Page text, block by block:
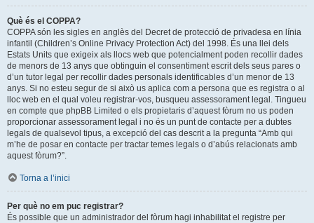
Què és el COPPA?
COPPA són les sigles en anglès del Decret de protecció de privadesa en línia
infantil (Children’s Online Privacy Protection Act) del 1998. És una llei dels
Estats Units que exigeix als llocs web que potencialment poden recollir dades
de menors de 13 anys que obtinguin el consentiment escrit dels seus pares o
d’un tutor legal per recollir dades personals identificables d’un menor de 13
anys. Si no esteu segur de si això us aplica com a persona que es registra o al
lloc web en el qual voleu registrar-vos, busqueu assessorament legal. Tingueu
en compte que phpBB Limited o els propietaris d’aquest fòrum no us poden
proporcionar assessorament legal i no és un punt de contacte per a dubtes
legals de qualsevol tipus, a excepció del cas descrit a la pregunta “Amb qui
m’he de posar en contacte per tractar temes legals o d’abús relacionats amb
aquest fòrum?”.
Torna a l’inici
Per què no em puc registrar?
És possible que un administrador del fòrum hagi inhabilitat el registre per